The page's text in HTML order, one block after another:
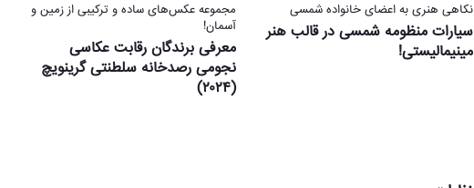
مجموعه عکس‌های ساده و ترکیبی از زمین و
آسمان!
معرفی برندگان رقابت عکاسی
نجومی رصدخانه سلطنتی گرینویچ
(۲۰۲۴)
نکاهی هنری به اعضای خانواده شمسی
سیارات منظومه شمسی در قالب هنر
مینیمالیستی!